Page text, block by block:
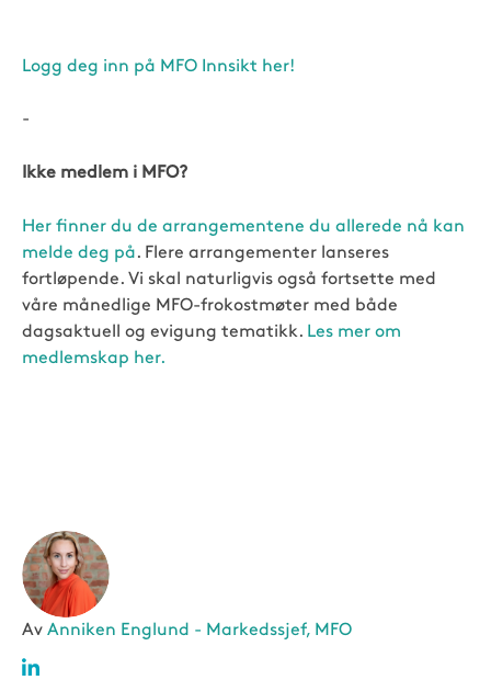
Logg deg inn på MFO Innsikt her!
-
Ikke medlem i MFO?
Her finner du de arrangementene du allerede nå kan
melde deg på . Flere arrangementer lanseres
fortløpende. Vi skal naturligvis også fortsette med
våre månedlige MFO-frokostmøter med både
dagsaktuell og evigung tematikk. Les mer om
medlemskap her.
Av Anniken Englund - Markedssjef, MFO